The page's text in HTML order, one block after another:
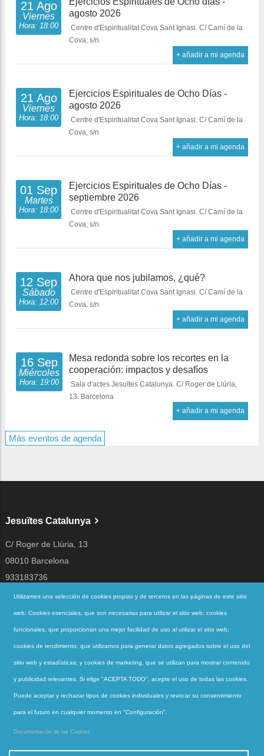
21 Ago
Viernes
Hora: 18:00
agosto 2026
Centre d'Espiritualitat Cova Sant Ignasi. C/ Camí de la
Cova, s/n
+ añadir a mi agenda
21 Ago
Viernes
Hora: 18:00
Ejercicios Espirituales de Ocho Días -
agosto 2026
Centre d'Espiritualitat Cova Sant Ignasi. C/ Camí de la
Cova, s/n
+ añadir a mi agenda
01 Sep
Martes
Hora: 18:00
Ejercicios Espirituales de Ocho Días -
septiembre 2026
Centre d'Espiritualitat Cova Sant Ignasi. C/ Camí de la
Cova, s/n
+ añadir a mi agenda
12 Sep
Sábado
Hora: 12:00
Ahora que nos jubilamos, ¿qué?
Centre d'Espiritualitat Cova Sant Ignasi. C/ Camí de la
Cova, s/n
+ añadir a mi agenda
16 Sep
Miércoles
Hora: 19:00
Mesa redonda sobre los recortes en la
cooperación: impactos y desafíos
Sala d'actes Jesuïtes Catalunya. C/ Roger de Llúria,
13. Barcelona
+ añadir a mi agenda
Más eventos de agenda
Jesuïtes Catalunya
C/ Roger de Llúria, 13
08010 Barcelona
933183736
jesuites@jesuites.net
Siguenos en
QUIENES SOMOS
QUÉ HACEMOS
ACTUALIDAD
Utilizamos una selección de cookies propias y de terceros en las páginas de este sitio
web: Cookies esenciales, que son necesarias para utilizar el sitio web; cookies
funcionales, que proporcionan una mejor facilidad de uso al utilizar el sitio web;
cookies de rendimiento, que utilizamos para generar datos agregados sobre el uso del
sitio web y estadísticas; y cookies de marketing, que se utilizan para mostrar contenido
y publicidad relevantes. Si elige "ACEPTA TODO", acepte el uso de todas las cookies.
Puede aceptar y rechazar tipos de cookies individuales y revocar su consentimiento
para el futuro en cualquier momento en "Configuración".
Documentación de las Cookies